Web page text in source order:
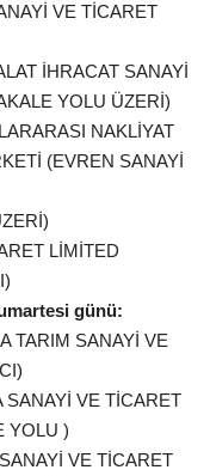
VE TİCARET
İHRACAT SANAYİ
YOLU ÜZERİ)
NAKLİYAT
(EVREN SANAYİ
LİMİTED
günü:
TARIM SANAYİ VE
SANAYİ VE TİCARET
YOLU )
VE TİCARET